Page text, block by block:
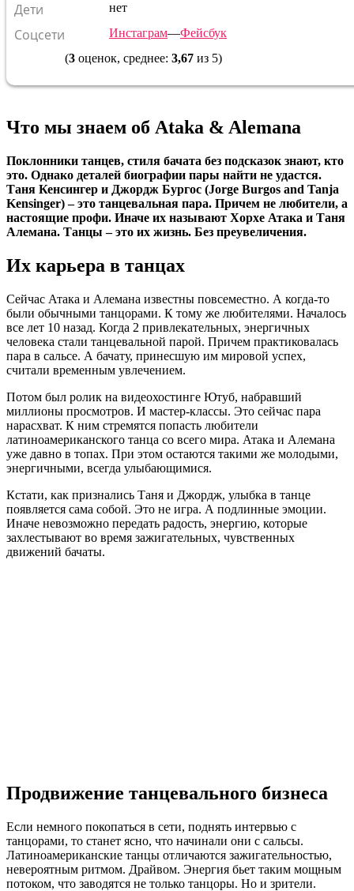
Дети нет
Соцсети Инстаграм—Фейсбук
(3 оценок, среднее: 3,67 из 5)
Что мы знаем об Ataka & Alemana
Поклонники танцев, стиля бачата без подсказок знают, кто
это. Однако деталей биографии пары найти не удастся.
Таня Кенсингер и Джордж Бургос (Jorge Burgos and Tanja
Kensinger) – это танцевальная пара. Причем не любители, а
настоящие профи. Иначе их называют Хорхе Атака и Таня
Алемана. Танцы – это их жизнь. Без преувеличения.
Их карьера в танцах
Сейчас Атака и Алемана известны повсеместно. А когда-то
были обычными танцорами. К тому же любителями. Началось
все лет 10 назад. Когда 2 привлекательных, энергичных
человека стали танцевальной парой. Причем практиковалась
пара в сальсе. А бачату, принесшую им мировой успех,
считали временным увлечением.
Потом был ролик на видеохостинге Ютуб, набравший
миллионы просмотров. И мастер-классы. Это сейчас пара
нарасхват. К ним стремятся попасть любители
латиноамериканского танца со всего мира. Атака и Алемана
уже давно в топах. При этом остаются такими же молодыми,
энергичными, всегда улыбающимися.
Кстати, как признались Таня и Джордж, улыбка в танце
появляется сама собой. Это не игра. А подлинные эмоции.
Иначе невозможно передать радость, энергию, которые
захлестывают во время зажигательных, чувственных
движений бачаты.
Продвижение танцевального бизнеса
Если немного покопаться в сети, поднять интервью с
танцорами, то станет ясно, что начинали они с сальсы.
Латиноамериканские танцы отличаются зажигательностью,
невероятным ритмом. Драйвом. Энергия бьет таким мощным
потоком, что заводятся не только танцоры. Но и зрители.